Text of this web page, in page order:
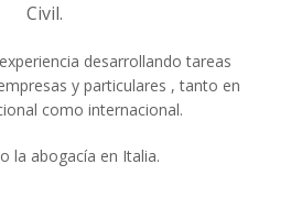
Civil.
desarrollando tareas
y particulares , tanto en
como internacional.
la abogacía en Italia.